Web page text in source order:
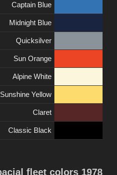
Captain Blue
Midnight Blue
Quicksilver
Sun Orange
Alpine White
Sunshine Yellow
Claret
Classic Black
1978 spacial fleet colors